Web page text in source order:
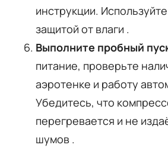
инструкции.
защитой от влаги .
Выполните пробный
питание, проверьте
аэротенке и работу
Убедитесь, что
перегревается и не
шумов .